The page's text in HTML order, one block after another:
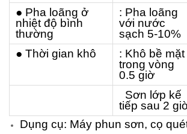
● Pha loãng ở
nhiệt độ bình
thường
: Pha loãng
với nước
sạch 5-10%
● Thời gian khô
: Khô bề mặt
trong vòng
0.5 giờ
Sơn lớp kế
tiếp sau 2
Dụng cụ: Máy phun sơn, cọ